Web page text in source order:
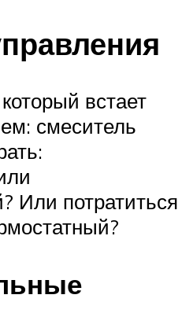
встает
смеситель
Или потратиться